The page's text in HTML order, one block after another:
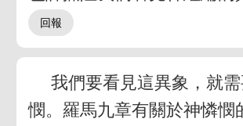
我們要看見這異象，就
憫。羅馬九章有關於神憐憫